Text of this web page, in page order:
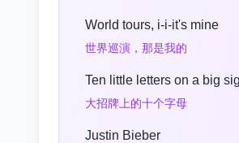
World tours, i-i-it's mine
世界巡演，那是我的
Ten little letters on a big
大招牌上的十个字母
Justin Bieber